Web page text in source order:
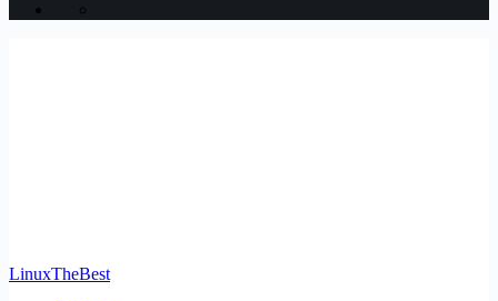
LinuxTheBest